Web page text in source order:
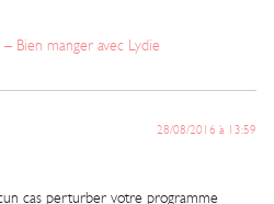
Bien manger avec Lydie
28/08/2016 à 13:59
cas perturber votre programme